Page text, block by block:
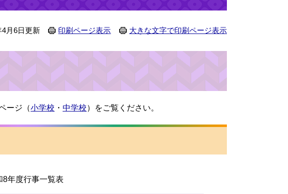
月6日更新 印刷ページ表示 大きな文字で印刷ページ表示
ージ（小学校 ・ 中学校）をご覧ください。
8年度行事一覧表